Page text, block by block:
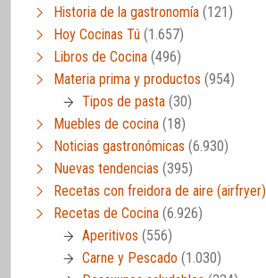
Historia de la gastronomía (121)
Hoy Cocinas Tú (1.657)
Libros de Cocina (496)
Materia prima y productos (954)
Tipos de pasta (30)
Muebles de cocina (18)
Noticias gastronómicas (6.930)
Nuevas tendencias (395)
Recetas con freidora de aire (airfryer)
Recetas de Cocina (6.926)
Aperitivos (556)
Carne y Pescado (1.030)